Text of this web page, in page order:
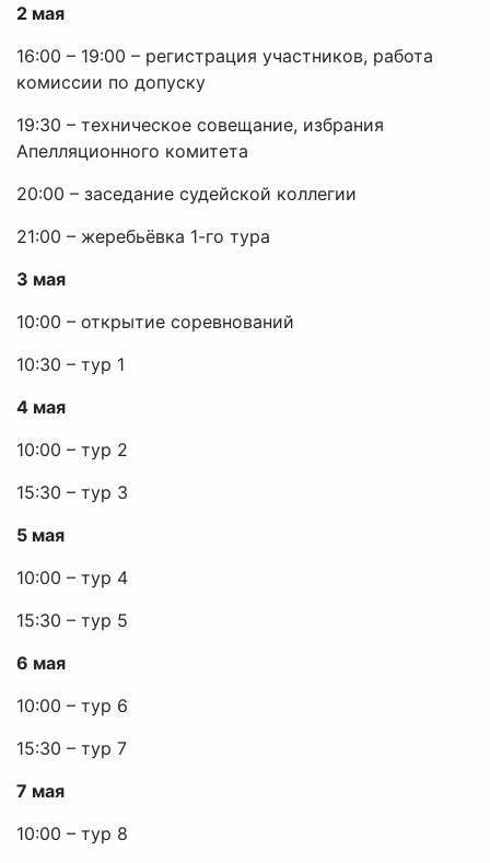
2 мая
16:00 – 19:00 – регистрация участников, работа
комиссии по допуску
19:30 – техническое совещание, избрания
Апелляционного комитета
20:00 – заседание судейской коллегии
21:00 – жеребьёвка 1-го тура
3 мая
10:00 – открытие соревнований
10:30 – тур 1
4 мая
10:00 – тур 2
15:30 – тур 3
5 мая
10:00 – тур 4
15:30 – тур 5
6 мая
10:00 – тур 6
15:30 – тур 7
7 мая
10:00 – тур 8